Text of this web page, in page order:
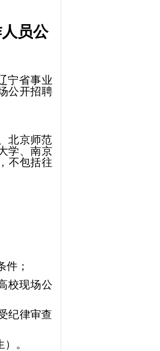
员公
宁省事业
公开招聘
北京师范
学、南京
，不包括往
件；
校现场公
纪律审查
。